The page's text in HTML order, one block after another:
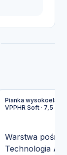
Pianka
VPPHR Soft · 7,5 cm
Warstwa
Technologia